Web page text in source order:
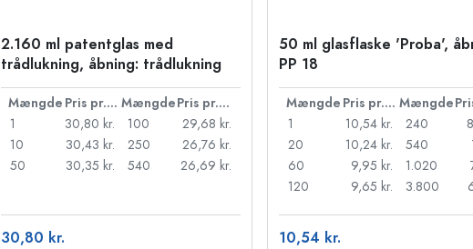
2.160 ml patentglas med
trådlukning, åbning: trådlukning
Mængde Pris pr. stk. Mængde
Pris pr. stk.
1
30,80 kr.
10
30,43 kr.
50
30,35 kr.
100
29,68 kr.
250
26,76 kr.
540
26,69 kr.
30,80 kr.
50 ml glasflaske 'Proba',
PP 18
Mængde Pris pr. stk. Mængde
1
10,54 kr.
20
10,24 kr.
60
9,95 kr.
120
9,65 kr.
240
540
1.020
3.800
10,54 kr.